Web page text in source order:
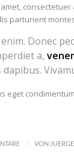
parturient
Donec
a,
eget
/ VON